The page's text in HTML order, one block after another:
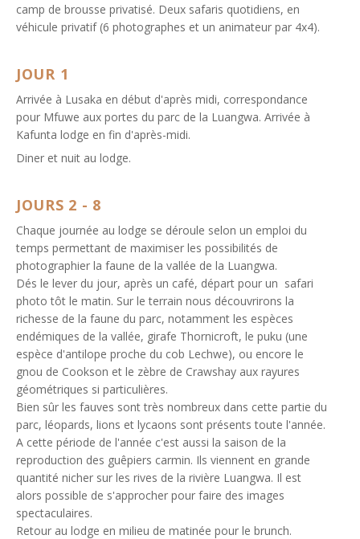
camp de brousse privatisé. Deux safaris quotidiens, en
véhicule privatif (6 photographes et un animateur par 4x4).
JOUR 1
Arrivée à Lusaka en début d'après midi, correspondance
pour Mfuwe aux portes du parc de la Luangwa. Arrivée à
Kafunta lodge en fin d'après-midi.
Diner et nuit au lodge.
JOURS 2 - 8
Chaque journée au lodge se déroule selon un emploi du
temps permettant de maximiser les possibilités de
photographier la faune de la vallée de la Luangwa.
Dés le lever du jour, après un café, départ pour un safari
photo tôt le matin. Sur le terrain nous découvrirons la
richesse de la faune du parc, notamment les espèces
endémiques de la vallée, girafe Thornicroft, le puku (une
espèce d'antilope proche du cob Lechwe), ou encore le
gnou de Cookson et le zèbre de Crawshay aux rayures
géométriques si particulières.
Bien sûr les fauves sont très nombreux dans cette partie du
parc, léopards, lions et lycaons sont présents toute l'année.
A cette période de l'année c'est aussi la saison de la
reproduction des guêpiers carmin. Ils viennent en grande
quantité nicher sur les rives de la rivière Luangwa. Il est
alors possible de s'approcher pour faire des images
spectaculaires.
Retour au lodge en milieu de matinée pour le brunch.